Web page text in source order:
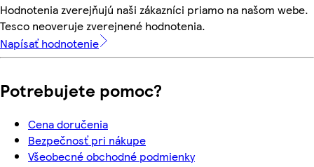
Hodnotenia zverejňujú naši zákazníci priamo na našom webe.
Tesco neoveruje zverejnené hodnotenia.
Napísať hodnotenie
Potrebujete pomoc?
Cena doručenia
Bezpečnosť pri nákupe
Všeobecné obchodné podmienky